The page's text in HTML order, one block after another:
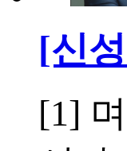
[신
[1]